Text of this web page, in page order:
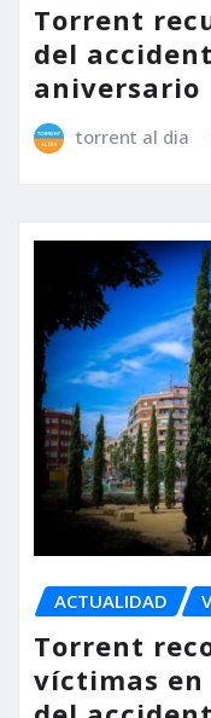
Torrent
del
aniversario
torrent al dia
ACTUALIDAD
Torrent
víctimas en